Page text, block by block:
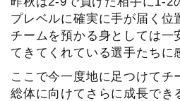
プレベルに確実に手が届く位
チームを預かる身としては一
てきてくれている選手たちに
ここで今一度地に足つけてチ
総体に向けてさらに成長でき